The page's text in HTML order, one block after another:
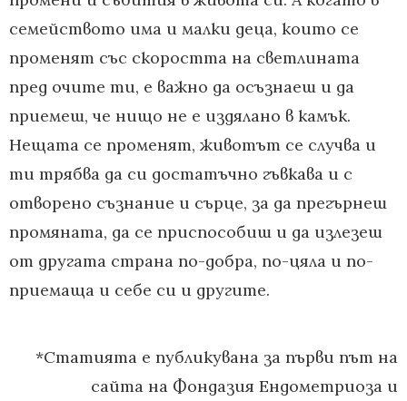
семейството има и малки деца, които се
променят със скоростта на светлината
пред очите ти, е важно да осъзнаеш и да
приемеш, че нищо не е издялано в камък.
Нещата се променят, животът се случва и
ти трябва да си достатъчно гъвкава и с
отворено съзнание и сърце, за да прегърнеш
промяната, да се приспособиш и да излезеш
от другата страна по-добра, по-цяла и по-
приемаща и себе си и другите.
*Статията е публикувана за първи път на
сайта на Фондазия Ендометриоза и